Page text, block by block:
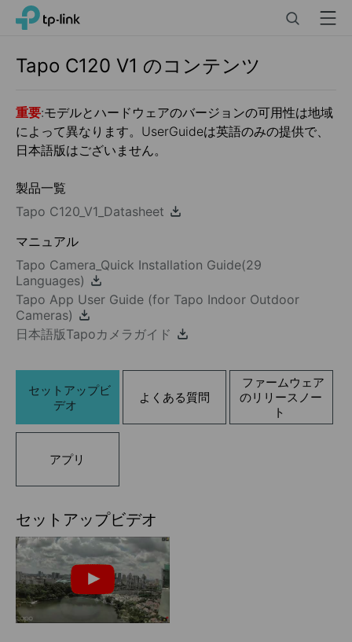
Click
navigation
TP-Link, Reliably Smart Menu
Tapo C120 V1 のコンテンツ
重要:モデルとハードウェアのバージョンの可用性は地域
によって異なります。UserGuideは英語のみの提供で、
日本語版はございません。
製品一覧
Tapo C120_V1_Datasheet
マニュアル
Tapo Camera_Quick Installation Guide(29
Languages)
Tapo App User Guide (for Tapo Indoor Outdoor
Cameras)
日本語版Tapoカメラガイド
セットアップビ
デオ
よくある質問
ファームウェア
のリリースノー
ト
アプリ
セットアップビデオ